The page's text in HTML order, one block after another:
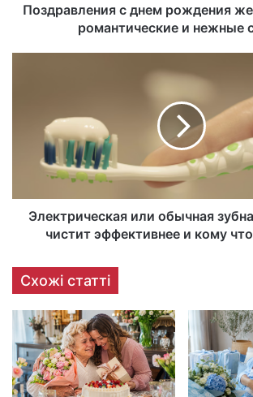
Поздравления с днем рождения
романтические и нежные
Электрическая или обычная
чистит эффективнее и кому
Схожі статті